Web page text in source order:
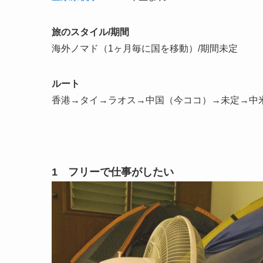
旅のスタイル/期間
海外ノマド（1ヶ月毎に国を移動）/期間未定
ルート
香港→タイ→ラオス→中国（今ココ）→未定→中
1 フリーで仕事がしたい